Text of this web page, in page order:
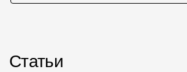
Статьи